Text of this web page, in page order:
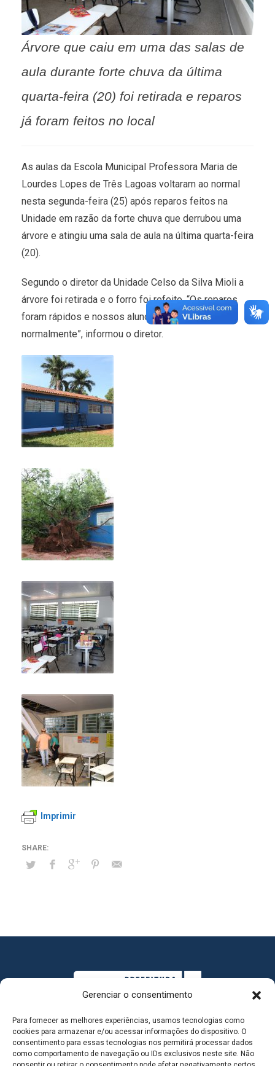
Gerenciar o consentimento
Para fornecer as melhores experiências, usamos tecnologias como
cookies para armazenar e/ou acessar informações do dispositivo. O
consentimento para essas tecnologias nos permitirá processar dados
como comportamento de navegação ou IDs exclusivos neste site. Não
Árvore que caiu em uma das salas de
aula durante forte chuva da última
quarta-feira (20) foi retirada e reparos
já foram feitos no local
As aulas da Escola Municipal Professora Maria de
Lourdes Lopes de Três Lagoas voltaram ao normal
nesta segunda-feira (25) após reparos feitos na
Unidade em razão da forte chuva que derrubou uma
árvore e atingiu uma sala de aula na última quarta-feira
(20).
Segundo o diretor da Unidade Celso da Silva Mioli a
árvore foi retirada e o forro foi refeito. “Os reparos
foram rápidos e nossos alunos já estão tendo aula
normalmente”, informou o diretor.
Imprimir